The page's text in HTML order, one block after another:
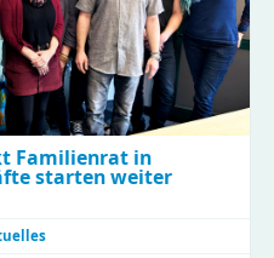
Familienrat in
starten weiter